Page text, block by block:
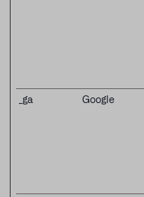
_ga Google